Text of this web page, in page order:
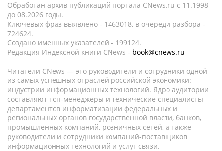
Обработан архив публикаций портала CNews.ru c 11.1998
до 08.2026 годы.
Ключевых фраз выявлено - 1463018, в очереди разбора -
724624.
Создано именных указателей - 199124.
Редакция Индексной книги CNews - book@cnews.ru
Читатели CNews — это руководители и сотрудники одной
из самых успешных отраслей российской экономики:
индустрии информационных технологий. Ядро аудитории
составляют топ-менеджеры и технические специалисты
департаментов информатизации федеральных и
региональных органов государственной власти, банков,
промышленных компаний, розничных сетей, а также
руководители и сотрудники компаний-поставщиков
информационных технологий и услуг связи.